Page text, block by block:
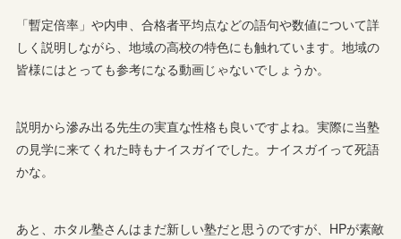
「暫定倍率」や内申、合格者平均点などの語句や数値について詳
しく説明しながら、地域の高校の特色にも触れています。地域の
皆様にはとっても参考になる動画じゃないでしょうか。
説明から滲み出る先生の実直な性格も良いですよね。実際に当塾
の見学に来てくれた時もナイスガイでした。ナイスガイって死語
かな。
あと、ホタル塾さんはまだ新しい塾だと思うのですが、HPが素敵